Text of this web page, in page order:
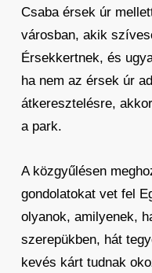
Csaba érsek úr
városban, akik
Érsekkertnek, és
ha nem az érsek úr
átkeresztelésre,
a park.
A közgyűlésen
gondolatokat vet fel
olyanok, amilyenek,
szerepükben, hát
kevés kárt tudnak